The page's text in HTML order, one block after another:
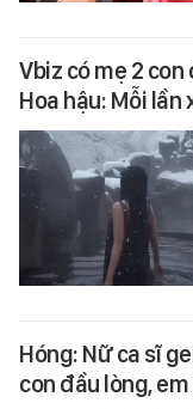
Vbiz có mẹ 2
Hoa hậu: Mỗi
Hóng: Nữ ca sĩ
con đầu lòng,